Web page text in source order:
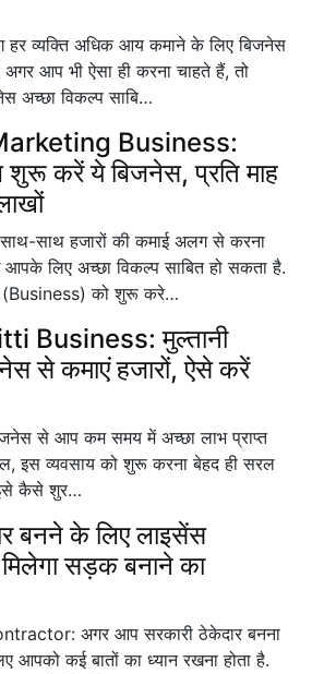
व्यक्ति अधिक आय कमाने के लिए बिजनेस
आप भी ऐसा ही करना चाहते हैं, तो
अच्छा विकल्प साबि…
Business:
शुरू करें ये बिजनेस, प्रति माह
साथ हजारों की कमाई अलग से करना
लिए अच्छा विकल्प साबित हो सकता है.
को शुरू करे…
Business: मुल्तानी
से कमाएं हजारों, ऐसे करें
से आप कम समय में अच्छा लाभ प्राप्त
इस व्यवसाय को शुरू करना बेहद ही सरल
कैसे शुर…
बनने के लिए लाइसेंस
सड़क बनाने का
अगर आप सरकारी ठेकेदार बनना
आपको कई बातों का ध्यान रखना होता है.